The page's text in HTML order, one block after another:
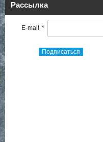
Рассылка
E-mail *
Подписаться